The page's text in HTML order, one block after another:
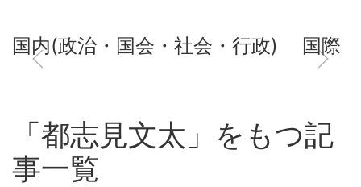
国内(政治・国会・社会・行政) 国際
「都志見文太」をもつ記
事一覧